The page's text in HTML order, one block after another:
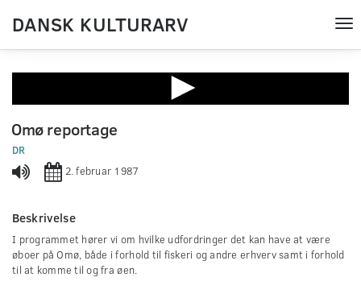
DANSK KULTURARV
seconds
of
0
seconds
Omø reportage
DR
2. februar 1987
Beskrivelse
I programmet hører vi om hvilke udfordringer det kan have at være
øboer på Omø, både i forhold til fiskeri og andre erhverv samt i forhold
til at komme til og fra øen.